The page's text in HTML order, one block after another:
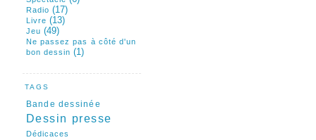
Radio (17)
Livre (13)
Jeu (49)
Ne passez pas à côté d'un
bon dessin (1)
TAGS
Bande dessinée
Dessin presse
Dédicaces